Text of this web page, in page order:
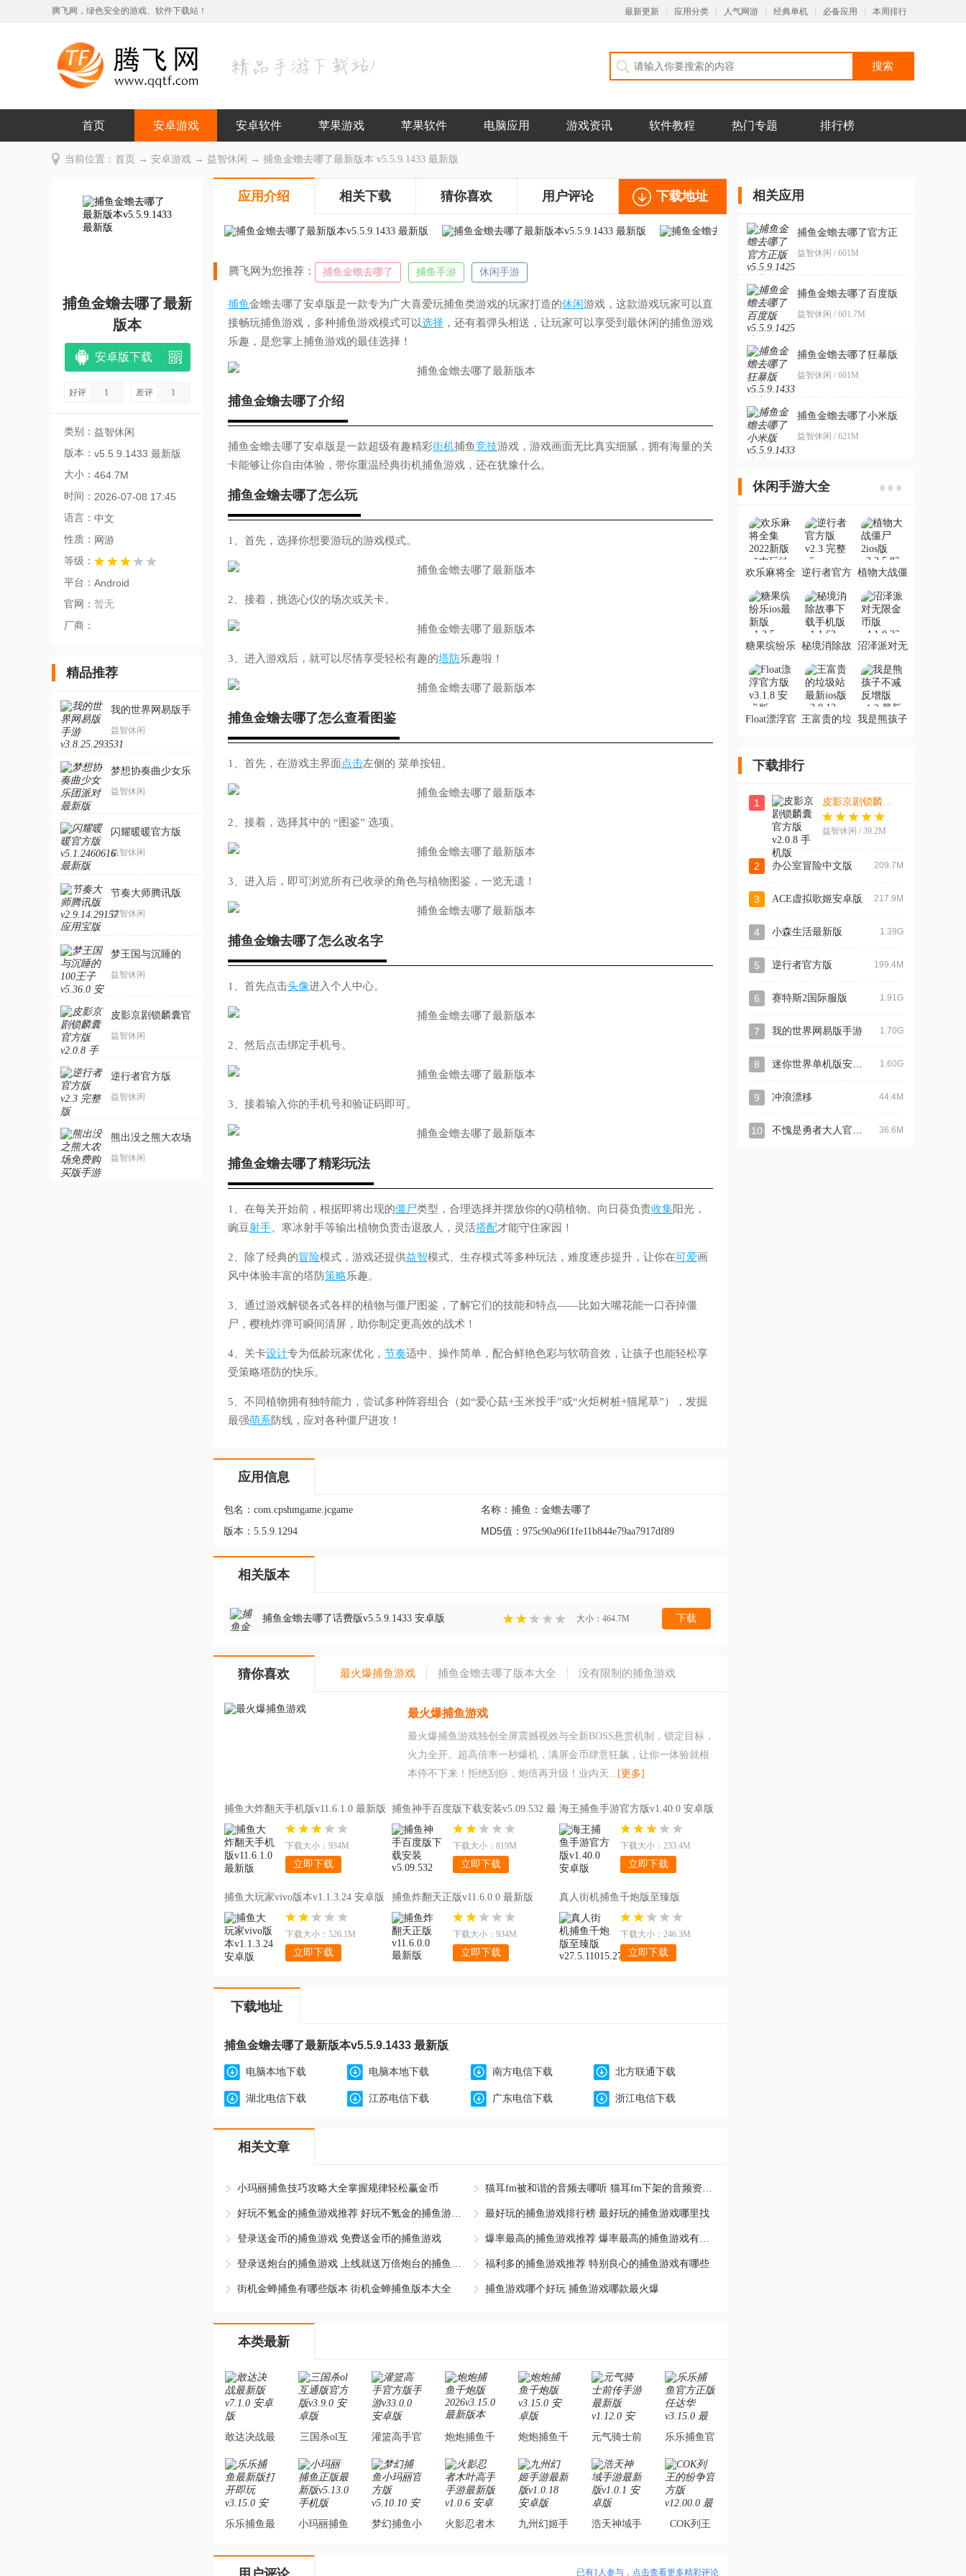
腾飞网，绿色安全的游戏、软件下载站！ 最新更新 应用分类 人气网游 经典单机 必备应用 本周排行
首页 安卓游戏 安卓软件 苹果游戏 苹果软件 电脑应用 游戏资讯 软件教程 热门专题 排行榜
当前位置： 首页 → 安卓游戏 → 益智休闲 → 捕鱼金蟾去哪了最新版本 v5.5.9.1433 最新版
捕鱼金蟾去哪了最新
版本
安卓版下载
好评 1 差评 1
类别： 益智休闲
版本： v5.5.9.1433 最新版
大小： 464.7M
时间： 2026-07-08 17:45
语言： 中文
性质： 网游
等级：
平台： Android
官网： 暂无
厂商：
精品推荐
我的世界网易版手
游
益智休闲
梦想协奏曲少女乐
团派对最新版
益智休闲
闪耀暖暖官方版
益智休闲
节奏大师腾讯版
益智休闲
梦王国与沉睡的
100王子
益智休闲
皮影京剧锁麟囊官
方版
益智休闲
逆行者官方版
益智休闲
熊出没之熊大农场
免费购买版手游
益智休闲
应用介绍 相关下载 猜你喜欢 用户评论 下载地址
腾飞网为您推荐： 捕鱼金蟾去哪了 捕鱼手游 休闲手游
捕鱼金蟾去哪了安卓版是一款专为广大喜爱玩捕鱼类游戏的玩家打造的休闲游戏，这款游戏玩家可以直
接畅玩捕鱼游戏，多种捕鱼游戏模式可以选择 ，还有着弹头相送，让玩家可以享受到最休闲的捕鱼游戏
乐趣，是您掌上捕鱼游戏的最佳选择！
捕鱼金蟾去哪了介绍
捕鱼金蟾去哪了安卓版是一款超级有趣精彩街机捕鱼竞技游戏，游戏画面无比真实细腻，拥有海量的关
卡能够让你自由体验，带你重温经典街机捕鱼游戏，还在犹豫什么。
捕鱼金蟾去哪了怎么玩
1、首先，选择你想要游玩的游戏模式。
2、接着，挑选心仪的场次或关卡。
3、进入游戏后，就可以尽情享受轻松有趣的塔防乐趣啦！
捕鱼金蟾去哪了怎么查看图鉴
1、首先，在游戏主界面点击左侧的 菜单按钮。
2、接着，选择其中的 “图鉴” 选项。
3、进入后，即可浏览所有已收录的角色与植物图鉴，一览无遗！
捕鱼金蟾去哪了怎么改名字
1、首先点击头像进入个人中心。
2、然后点击绑定手机号。
3、接着输入你的手机号和验证码即可。
捕鱼金蟾去哪了精彩玩法
1、在每关开始前，根据即将出现的僵尸类型，合理选择并摆放你的Q萌植物。向日葵负责收集阳光，
豌豆射手 、寒冰射手等输出植物负责击退敌人，灵活搭配才能守住家园！
2、除了经典的冒险模式，游戏还提供益智模式、生存模式等多种玩法，难度逐步提升，让你在可爱画
风中体验丰富的塔防策略乐趣。
3、通过游戏解锁各式各样的植物与僵尸图鉴，了解它们的技能和特点——比如大嘴花能一口吞掉僵
尸，樱桃炸弹可瞬间清屏，助你制定更高效的战术！
4、关卡设计专为低龄玩家优化， 节奏适中、操作简单，配合鲜艳色彩与软萌音效，让孩子也能轻松享
受策略塔防的快乐。
5、不同植物拥有独特能力，尝试多种阵容组合（如“爱心菇+玉米投手”或“火炬树桩+猫尾草”），发掘
最强萌系 防线，应对各种僵尸进攻！
应用信息
包名：com.cpshmgame.jcgame 名称： 捕鱼：金蟾去哪了
版本：5.5.9.1294 MD5值： 975c90a96f1fe11b844e79aa7917df89
相关版本
捕鱼金蟾去哪了话费版v5.5.9.1433 安卓版 大小：464.7M 下载
猜你喜欢 最火爆捕鱼游戏 捕鱼金蟾去哪了版本大全 没有限制的捕鱼游戏
最火爆捕鱼游戏
最火爆捕鱼游戏独创全屏震撼视效与全新BOSS悬赏机制，锁定目标，
火力全开。超高倍率一秒爆机，满屏金币肆意狂飙，让你一体验就根
本停不下来！拒绝刮痧，炮倍再升级！业内天... [更多]
捕鱼大炸翻天手机版v11.6.1.0 最新版
下载大小：934M
立即下载
捕鱼神手百度版下载安装v5.09.532 最
新版
下载大小：819M
立即下载
海王捕鱼手游官方版v1.40.0 安卓版
下载大小：233.4M
立即下载
捕鱼大玩家vivo版本v1.1.3.24 安卓版
下载大小：526.1M
立即下载
捕鱼炸翻天正版v11.6.0.0 最新版
下载大小：934M
立即下载
真人街机捕鱼千炮版至臻版
v27.5.11015.27.5 正版
下载大小：246.3M
立即下载
下载地址
捕鱼金蟾去哪了最新版本v5.5.9.1433 最新版
电脑本地下载 电脑本地下载 南方电信下载 北方联通下载
湖北电信下载 江苏电信下载 广东电信下载 浙江电信下载
相关文章
小玛丽捕鱼技巧攻略大全掌握规律轻松赢金币 猫耳fm被和谐的音频去哪听 猫耳fm下架的音频资源去哪听
好玩不氪金的捕鱼游戏推荐 好玩不氪金的捕鱼游戏有哪些 最好玩的捕鱼游戏排行榜 最好玩的捕鱼游戏哪里找
登录送金币的捕鱼游戏 免费送金币的捕鱼游戏 爆率最高的捕鱼游戏推荐 爆率最高的捕鱼游戏有哪些
登录送炮台的捕鱼游戏 上线就送万倍炮台的捕鱼游戏 福利多的捕鱼游戏推荐 特别良心的捕鱼游戏有哪些
街机金蝉捕鱼有哪些版本 街机金蝉捕鱼版本大全 捕鱼游戏哪个好玩 捕鱼游戏哪款最火爆
本类最新
敢达决战最
新版v7.1.0
安卓版
三国杀ol互
通版官方版
v3.9.0 安卓
版
灌篮高手官
方版手游
v33.0.0 安
卓版
炮炮捕鱼千
2026v3.15.0
最新版本
炮炮捕鱼千
v3.15.0 安
卓版
元气骑士前
传手游最新
版v1.12.0
安卓版
乐乐捕鱼官
方正版任达
华v3.15.0
最新版
乐乐捕鱼最
小玛丽捕鱼
梦幻捕鱼小
火影忍者木
九州幻姬手
浩天神域手
COK列王
已有1 人参与，点击查看更多精彩评论
相关应用
捕鱼金蟾去哪了官方正
版
益智休闲 / 601M
捕鱼金蟾去哪了百度版
益智休闲 / 601.7M
捕鱼金蟾去哪了狂暴版
益智休闲 / 601M
捕鱼金蟾去哪了小米版
益智休闲 / 621M
休闲手游大全
欢乐麻将全
红中玩法
逆行者官方 植物大战僵
糖果缤纷乐 秘境消除故
版
沼泽派对无
Float漂浮官 王富贵的垃 我是熊孩子
下载排行
1 皮影京剧锁麟囊官方版
益智休闲 / 39.2M
2 办公室冒险中文版 209.7M
3 ACE虚拟歌姬安卓版 217.9M
4 小森生活最新版 1.39G
5 逆行者官方版 199.4M
6 赛特斯2国际服版 1.91G
7 我的世界网易版手游 1.70G
8 1.60G
9 冲浪漂移 44.4M
10 36.6M